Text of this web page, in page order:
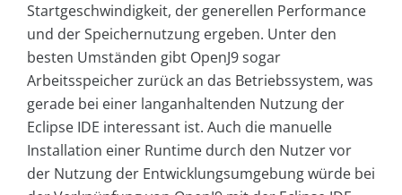
Startgeschwindigkeit, der generellen Performance
und der Speichernutzung ergeben. Unter den
besten Umständen gibt OpenJ9 sogar
Arbeitsspeicher zurück an das Betriebssystem, was
gerade bei einer langanhaltenden Nutzung der
Eclipse IDE interessant ist. Auch die manuelle
Installation einer Runtime durch den Nutzer vor
der Nutzung der Entwicklungsumgebung würde bei